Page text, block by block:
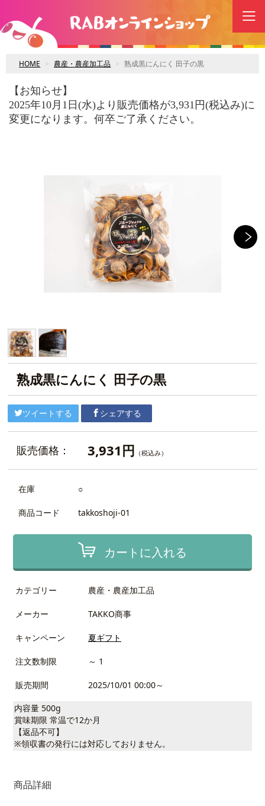
HOME 農産・農産加工品 熟成黒にんにく 田子の黒
【お知らせ】
2025年10月1日(水)より販売価格が3,931円(税込み)に
変更になります。何卒ご了承ください。
熟成黒にんにく 田子の黒
ツイートする シェアする
販売価格： 3,931円 （税込み）
在庫 ○
商品コード takkoshoji-01
カートに入れる
カテゴリー 農産・農産加工品
メーカー TAKKO商事
キャンペーン 夏ギフト
注文数制限 ～ 1
販売期間 2025/10/01 00:00～
内容量 500g
賞味期限 常温で12か月
【返品不可】
※領収書の発行には対応しておりません。
商品詳細